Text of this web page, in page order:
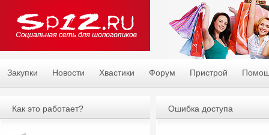
Закупки Новости Хвастики Форум Пристрой
Ошибка доступа
Как это работает?